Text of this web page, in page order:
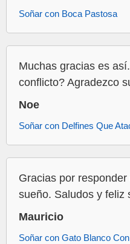
Soñar con Boca Pastosa
Muchas gracias es
conflicto? Agradezco
Noe
Soñar con Delfines Que
Gracias por
sueño. Saludos y feliz
Mauricio
Soñar con Gato Blanco